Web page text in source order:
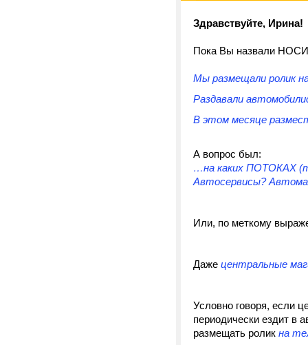
Здравствуйте, Ирина!
Пока Вы назвали
Мы размещали ролик
Раздавали
В этом месяце
А вопрос был:
…на каких ПОТОКАХ
Автосервисы?
Или, по меткому
Даже центральные
Условно говоря, если
периодически ездит в
размещать ролик на